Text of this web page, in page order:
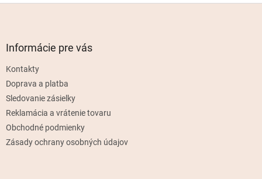
Informácie pre vás
Kontakty
Doprava a platba
Sledovanie zásielky
Reklamácia a vrátenie tovaru
Obchodné podmienky
Zásady ochrany osobných údajov